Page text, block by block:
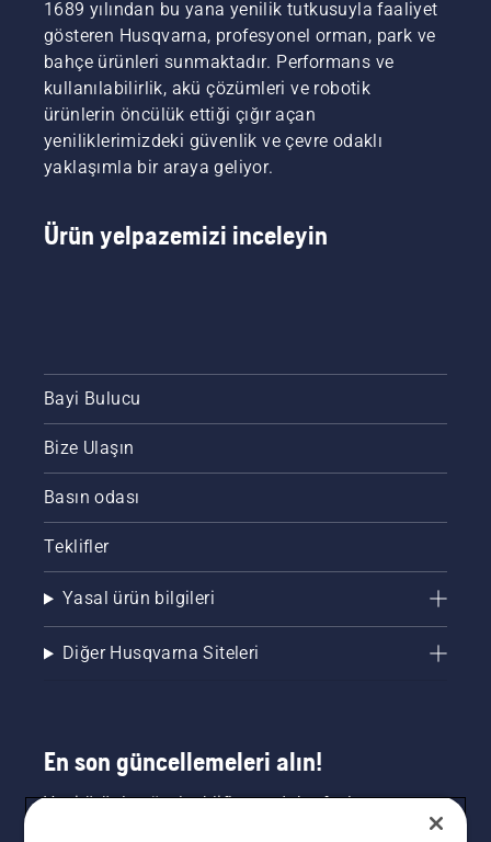
1689 yılından bu yana yenilik tutkusuyla faaliyet
gösteren Husqvarna, profesyonel orman, park ve
bahçe ürünleri sunmaktadır. Performans ve
kullanılabilirlik, akü çözümleri ve robotik
ürünlerin öncülük ettiği çığır açan
yeniliklerimizdeki güvenlik ve çevre odaklı
yaklaşımla bir araya geliyor.
Ürün yelpazemizi inceleyin
Bayi Bulucu
Bize Ulaşın
Basın odası
Teklifler
Yasal ürün bilgileri
Diğer Husqvarna Siteleri
En son güncellemeleri alın!
Yeni ürünler, özel teklifler ve daha fazlası